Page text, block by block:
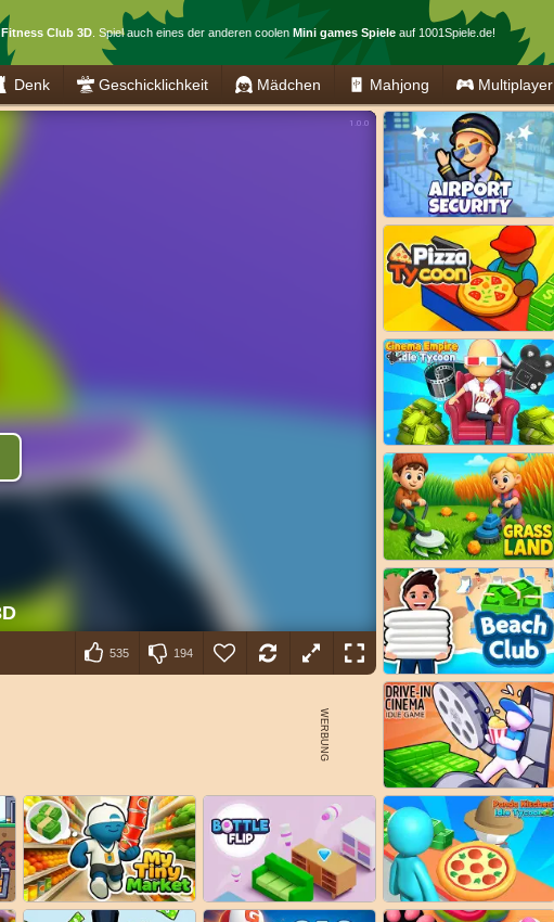
Fitness Club 3D. Spiel auch eines der anderen coolen Mini games Spieleauf 1001Spiele.de!
Denk Geschicklichkeit Mädchen Mahjong Multiplayer
535 194